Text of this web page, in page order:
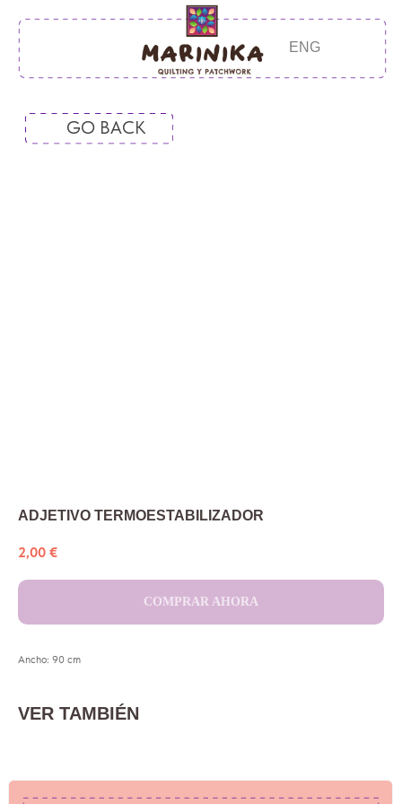
ADJETIVO TERMOESTABILIZADOR
2,00 €
COMPRAR AHORA
Ancho: 90 cm
VER TAMBIÉN